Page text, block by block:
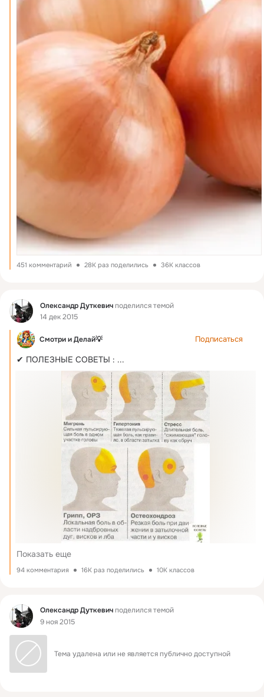
451 комментарий 28K раз поделились 36K классов
Фид Олександр Дуткевичподелился темой
14 дек 2015
Смотри и Делай💡 Подписаться
✔ ПОЛЕЗНЫЕ СОВЕТЫ : ...
Показать еще
94 комментария 16K раз поделились 10K классов
Фид Олександр Дуткевичподелился темой
9 ноя 2015
Тема удалена или не является публично доступной